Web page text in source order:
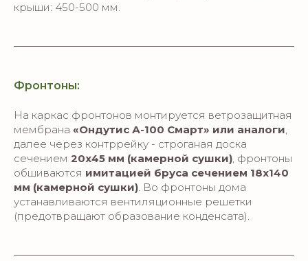
крыши: 450-500 мм.
Фронтоны:
На каркас фронтонов монтируется ветрозащитная
мембрана «Ондутис А-100 Смарт» или аналоги,
далее через контррейку - строганая доска
сечением 20х45 мм (камерной сушки), фронтоны
обшиваются имитацией бруса сечением 18х140
мм (камерной сушки). Во фронтоны дома
устанавливаются вентиляционные решетки
(предотвращают образование конденсата).